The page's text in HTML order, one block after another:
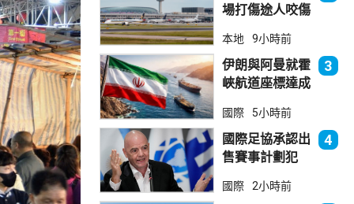
場打傷途人咬傷
法院判囚
本地 9小時前
伊朗與阿曼就霍
峽航道座標達成
部分途經伊朗領
海
3
國際 5小時前
國際足協承認出
售賽事計劃犯
持恩芬天奴
4
國際 2小時前